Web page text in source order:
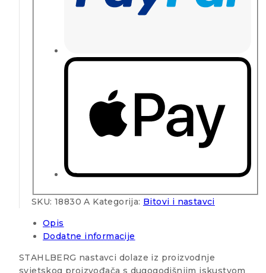
SKU: 18830 A Kategorija: Bitovi i nastavci
Opis
Dodatne informacije
STAHLBERG nastavci dolaze iz proizvodnje
svjetskog proizvođača s dugogodišnjim iskustvom